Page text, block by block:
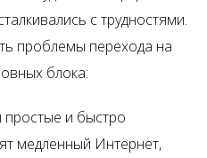
с трудностями.
проблемы перехода на
блока:
и быстро
медленный Интернет,